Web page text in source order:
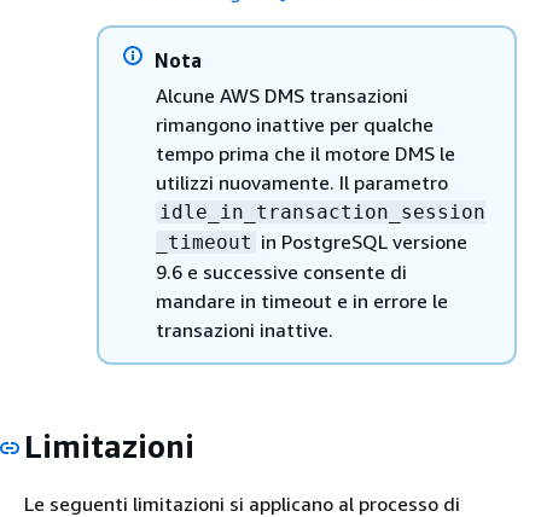
Nota
Alcune AWS DMS transazioni
rimangono inattive per qualche
tempo prima che il motore DMS le
utilizzi nuovamente. Il parametro
idle_in_transaction_session
_timeout in PostgreSQL versione
9.6 e successive consente di
mandare in timeout e in errore le
transazioni inattive.
Limitazioni
Le seguenti limitazioni si applicano al processo di